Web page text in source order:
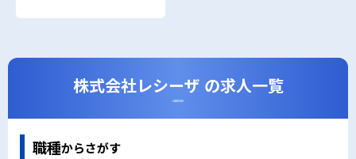
株式会社レシーザ の求人一覧
CAREERS
職種からさがす